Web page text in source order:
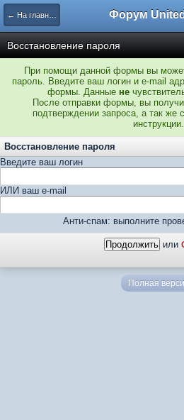
← На главную
Восстановление пароля
При помощи данной формы вы
пароль. Введите ваш логин и e-mail
формы. Данные не
После отправки формы, вы
подтверждении запроса, а так же
инструкции.
Восстановление пароля
Введите ваш логин
ИЛИ ваш e-mail
Анти-спам: выполните
или
Полная